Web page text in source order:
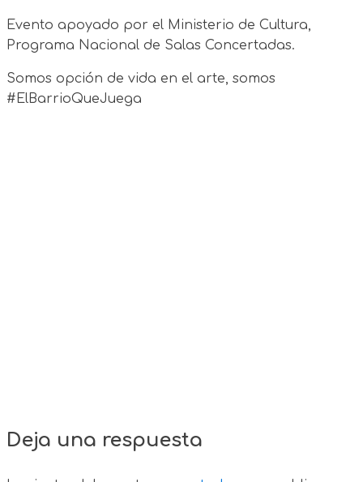
Evento apoyado por el Ministerio de Cultura,
Programa Nacional de Salas Concertadas.
Somos opción de vida en el arte, somos
#ElBarrioQueJuega
Deja una respuesta